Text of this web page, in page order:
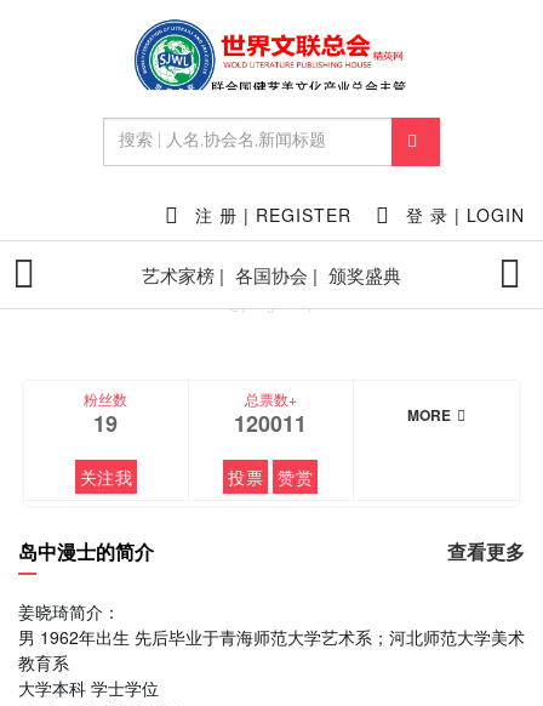
注 册 | REGISTER 登 录 | LOGIN
艺术家榜 | 各国协会 | 颁奖盛典
FEATURED
岛中漫士
粉丝数
19
关注我
总票数+
120011
投票 赞赏
MORE
岛中漫士的简介 查看更多
姜晓琦简介：
男 1962年出生 先后毕业于青海师范大学艺术系； 河北师范大学美术
教育系
大学本科 学士学位